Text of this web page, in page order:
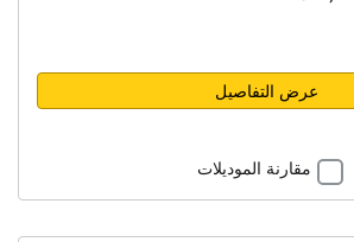
عرض التفاصيل
مقارنة الموديلات